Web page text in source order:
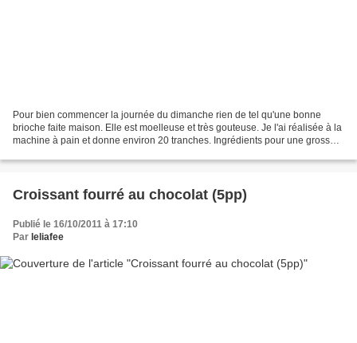
Pour bien commencer la journée du dimanche rien de tel qu'une bonne
brioche faite maison. Elle est moelleuse et très gouteuse. Je l'ai réalisée à la
machine à pain et donne environ 20 tranches. Ingrédients pour une grosse
Croissant fourré au chocolat (5pp)
Publié le 16/10/2011 à 17:10
Par leliafee